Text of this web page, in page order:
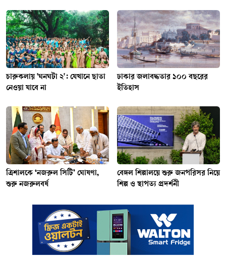
চারুকলায় 'ঘনঘটা ২': যেখানে ছাতা
নেওয়া যাবে না
ঢাকার জলাবদ্ধতার ১০০ বছরের
ইতিহাস
ত্রিশালকে ‘নজরুল সিটি’ ঘোষণা,
শুরু নজরুলবর্ষ
বেঙ্গল শিল্পালয়ে শুরু জনপরিসর নিয়ে
শিল্প ও স্থাপত্য প্রদর্শনী